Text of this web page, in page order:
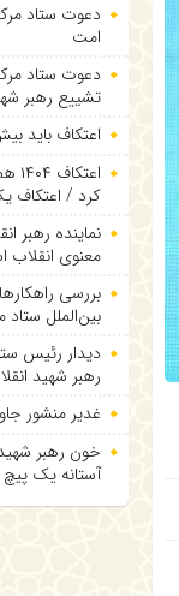
دعوت ستاد
امت
دعوت ستاد
تشییع رهبر
اعتکاف باید
کرد / اعتکاف
نماینده رهبر
معنوی
بررسی
بین‌الملل ستاد
دیدار رئیس
رهبر شهید
غدیر منشور
خون رهبر
آستانه یک